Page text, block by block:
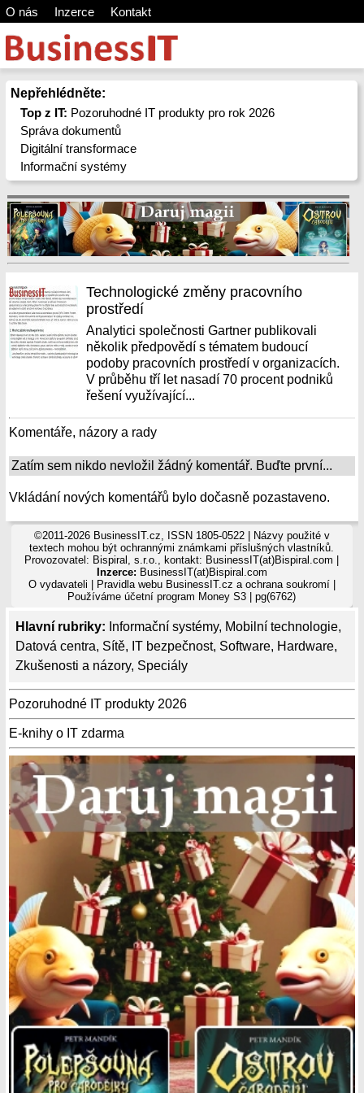
O nás Inzerce Kontakt
Nepřehlédněte:
Top z IT: Pozoruhodné IT produkty pro rok 2026
Správa dokumentů
Digitální transformace
Informační systémy
Hlavní rubriky: Informační systémy, Mobilní technologie,
Datová centra, Sítě, IT bezpečnost, Software, Hardware,
Zkušenosti a názory, Speciály
Pozoruhodné IT produkty 2026
E-knihy o IT zdarma
Technologické změny pracovního
prostředí
Analytici společnosti Gartner publikovali
několik předpovědí s tématem budoucí
podoby pracovních prostředí v organizacích.
V průběhu tří let nasadí 70 procent podniků
řešení využívající...
Komentáře, názory a rady
Zatím sem nikdo nevložil žádný komentář. Buďte první...
Vkládání nových komentářů bylo dočasně pozastaveno.
©2011-2026 BusinessIT.cz, ISSN 1805-0522 | Názvy použité v
textech mohou být ochrannými známkami příslušných vlastníků.
Provozovatel: Bispiral, s.r.o., kontakt: BusinessIT(at)Bispiral.com |
Inzerce: BusinessIT(at)Bispiral.com
O vydavateli
Pravidla webu BusinessIT.cz a ochrana soukromí|
Používámeúčetní program Money S3 | pg(6762)